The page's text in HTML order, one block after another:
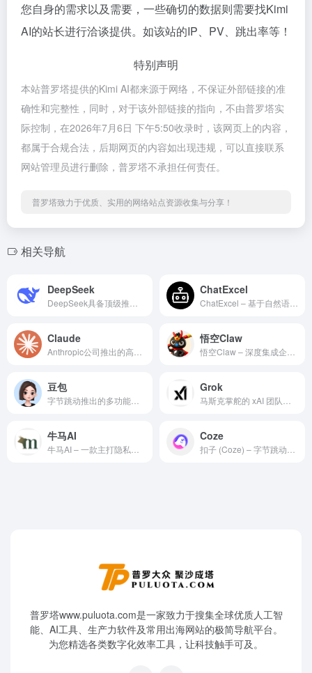
您自身的需求以及需要，一些确切的数据则需要找Kimi
AI的站长进行洽谈提供。如该站的IP、PV、跳出率等！
特别声明
本站普罗塔提供的Kimi AI都来源于网络，不保证外部链接的准
确性和完整性，同时，对于该外部链接的指向，不由普罗塔实
际控制，在2026年7月6日 下午5:50收录时，该网页上的内容，
都属于合规合法，后期网页的内容如出现违规，可以直接联系
网站管理员进行删除，普罗塔不承担任何责任。
普罗塔致力于优质、实用的网络站点资源收集与分享！
相关导航
DeepSeek ChatExcel
Claude 悟空Claw
豆包 Grok
牛马AI Coze
普罗塔www.puluota.com是一家致力于搜集全球优质人工智
能、AI工具、生产力软件及常用出海网站的极简导航平台。
为您精选各类数字化效率工具，让科技触手可及。